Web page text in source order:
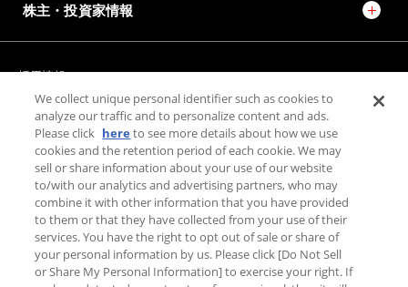
株主・投資家情報
採用情報 JTEKT STORIES
JTEKT SPORTS
JTEKT ENGINEERING JOURNAL
施設紹介
お問い合わせ
個人情報保護方針
利用規約
利用者情報の外部送信について
We collect unique personal identifier such as cookies to
analyze our traffic and to personalize content and ads.
Please click here to see more details about how we use
cookies and the retention period of each cookie. We may
sell or share information about your use of our website
to/with our analytics and advertising partners, who may
combine it with other information that you have provided
to them or that they have collected from your use of their
services. You have the right to opt out of sale or share of
your personal information by us. Please click [Do Not Sell
or Share My Personal Information] to exercise your right. If